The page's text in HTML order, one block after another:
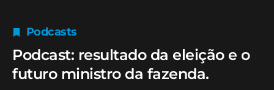
Podcasts
Podcast: resultado da eleição e o
futuro ministro da fazenda.